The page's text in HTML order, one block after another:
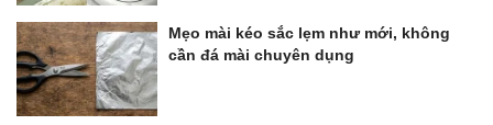
Mẹo mài kéo sắc lẹm như mới, không
cần đá mài chuyên dụng